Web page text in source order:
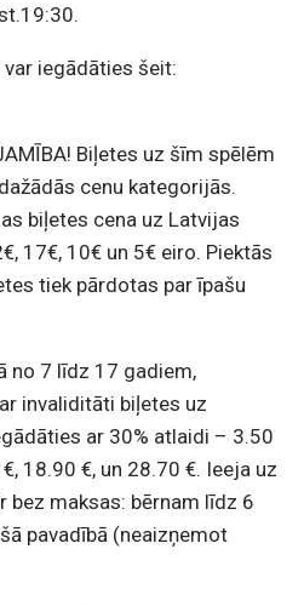
iegādāties šeit:
Biļetes uz šīm spēlēm
cenu kategorijās.
biļetes cena uz Latvijas
17€, 10€ un 5€ eiro. Piektās
tiek pārdotas par īpašu
no 7 līdz 17 gadiem,
invaliditāti biļetes uz
ar 30% atlaidi – 3.50
18.90 €, un 28.70 €. Ieeja uz
bez maksas: bērnam līdz 6
pavadībā (neaizņemot